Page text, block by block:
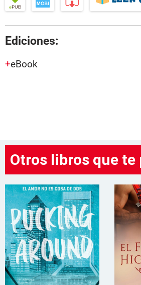
Ediciones:
eBook
Otros libros que